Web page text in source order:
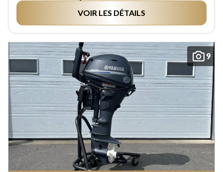
VOIR LES DÉTAILS
9